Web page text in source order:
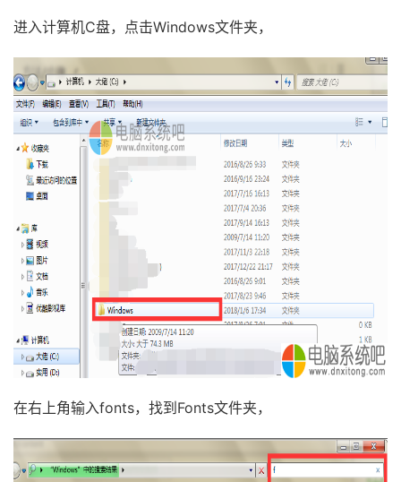
进入计算机C盘，点击Windows文件夹，
在右上角输入fonts，找到Fonts文件夹，